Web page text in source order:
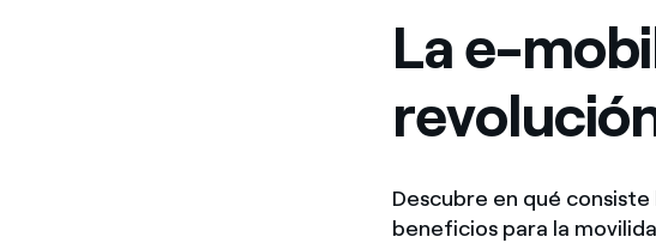
Innovability® para impulsar el futuro
Maximizamos la creación de valor
relación con nuestros proveedores
Apoyamos las iniciativas de las ONG
La e-
Descubre en qué
beneficios para la